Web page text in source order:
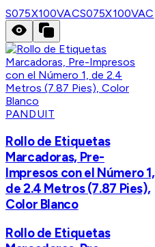
S075X100VACS075X100VAC
PANDUIT
Rollo de Etiquetas
Marcadoras, Pre-
Impresos con el Número 1,
de 2.4 Metros (7.87 Pies),
Color Blanco
Rollo de Etiquetas